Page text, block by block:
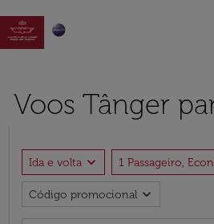

Voos Tânger
Ida e volta expand_more 1 Passageiro,
Código promocional expand_more